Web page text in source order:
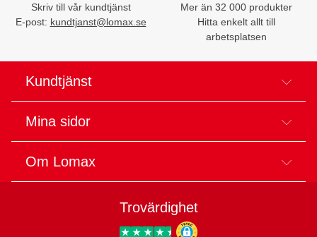
Skriv till vår kundtjänst
E-post: kundtjanst@lomax.se
Mer än 32 000 produkter
Hitta enkelt allt till
arbetsplatsen
Kundtjänst
Mina sidor
Om Lomax
Trovärdighet